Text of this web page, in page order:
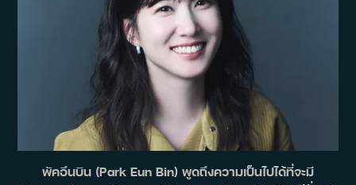
พัคอึนบิน (Park Eun Bin) พูดถึงความเป็นไปได้ที่จะมี